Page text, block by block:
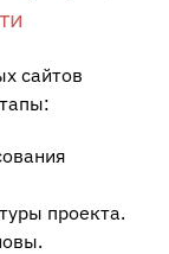
сайтов
проекта.